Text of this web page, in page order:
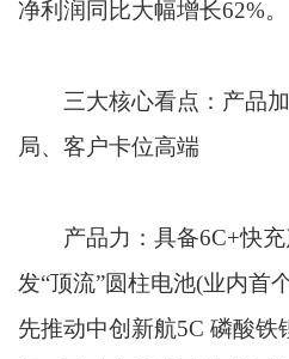
净利润同比大幅增长62%。
三大核心看点：产品
局、客户卡位高端
产品力：具备6C+快
发“顶流”圆柱电池(业内首
先推动中创新航5C 磷酸铁